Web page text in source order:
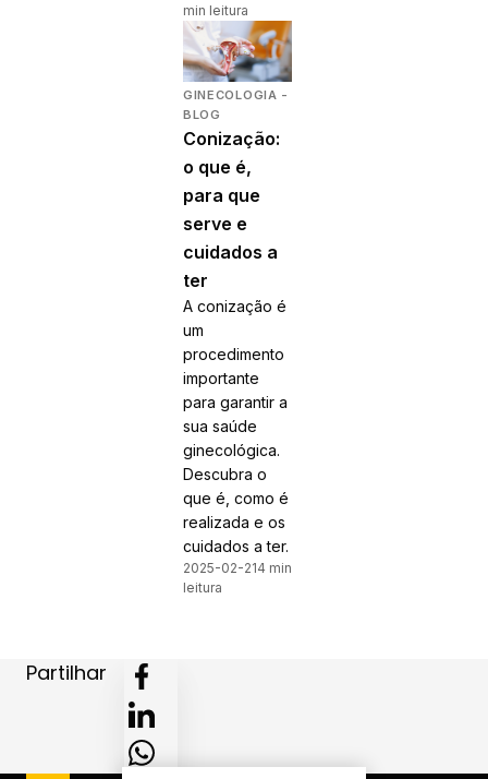
min leitura
GINECOLOGIA -
BLOG
Conização:
o que é,
para que
serve e
cuidados a
ter
A conização é
um
procedimento
importante
para garantir a
sua saúde
ginecológica.
Descubra o
que é, como é
realizada e os
cuidados a ter.
2025-02-214 min
leitura
Partilhar